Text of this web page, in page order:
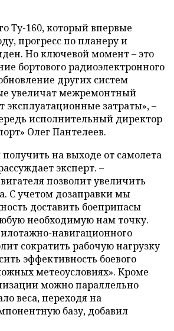
Ту-160, который впервые
прогресс по планеру и
Но ключевой момент – это
бортового радиоэлектронного
других систем
увеличат межремонтный
эксплуатационные затраты», –
исполнительный директор
Олег Пантелеев.
на выходе от самолета
эксперт. –
позволит увеличить
С учетом дозаправки мы
доставить боеприпасы
необходимую нам точку.
навигационного
сократить рабочую нагрузку
эффективность боевого
метеоусловиях». Кроме
можно параллельно
веса, переходя на
базу, добавил